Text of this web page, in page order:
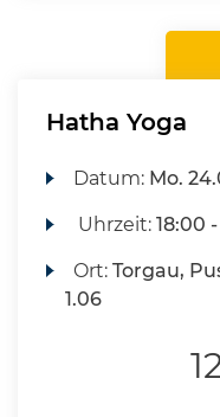
Hatha Yoga
Datum: Mo.
Uhrzeit:18:00
Ort:Torgau,
1.06